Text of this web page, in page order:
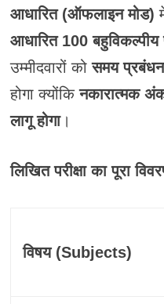
आधारित (ऑफलाइन मोड)
आधारित 100
उम्मीदवारों कोसमय
होगा क्योंकिनकारात्मक
लागू होगा।
लिखित परीक्षा का पूरा
विषय (Subjects)